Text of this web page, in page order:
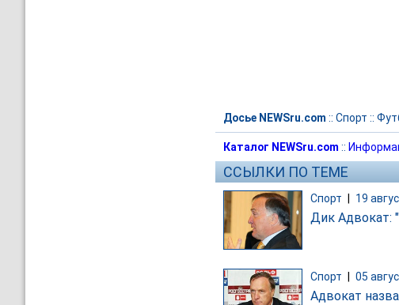
Досье NEWSru.com :: Спорт ::
Каталог NEWSru.com ::
ССЫЛКИ ПО ТЕМЕ
Спорт 19
Дик Адвокат:
Спорт 05
Адвокат